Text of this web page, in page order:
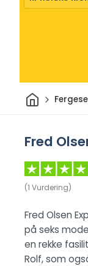
Hjem
Fred
(1 Vurdering)
Fred Olsen
på seks
en rekke
Rolf, som